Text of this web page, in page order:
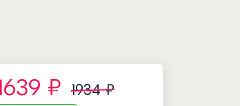
₽ 1934 ₽